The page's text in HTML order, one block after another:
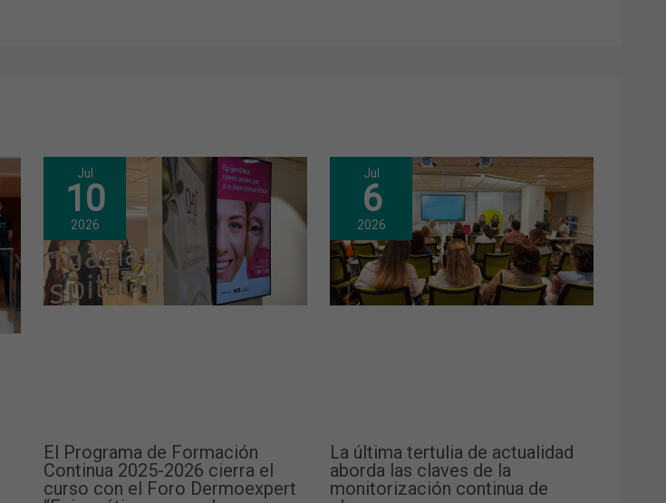
Jul
10
2026
El Programa de Formación
Continua 2025-2026 cierra el
curso con el Foro Dermoexpert
Jul
6
2026
La última tertulia de actualidad
aborda las claves de la
monitorización continua de